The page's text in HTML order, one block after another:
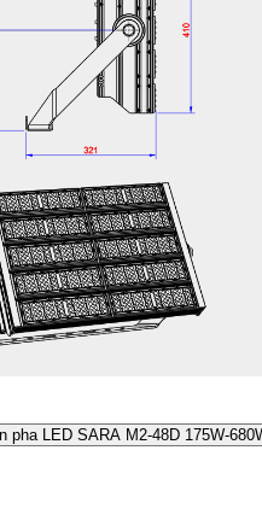
pha LED SARA M2-48D 175W-